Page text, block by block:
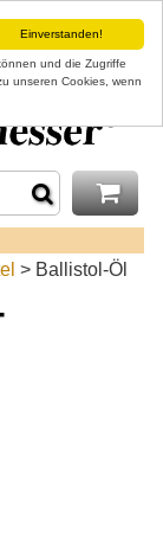
Einverstanden!
und die Zugriffe
unseren Cookies, wenn
> Ballistol-Öl